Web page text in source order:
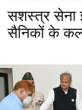
सीएमओ
सशस्त्र सेना
सैनिकों के